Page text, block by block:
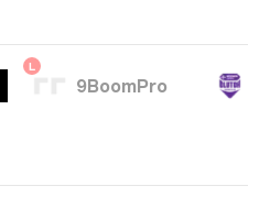
L
9BoomPro